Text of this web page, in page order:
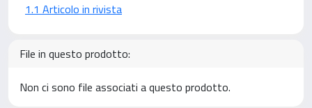
1.1 Articolo in rivista
File in questo prodotto:
Non ci sono file associati a questo prodotto.